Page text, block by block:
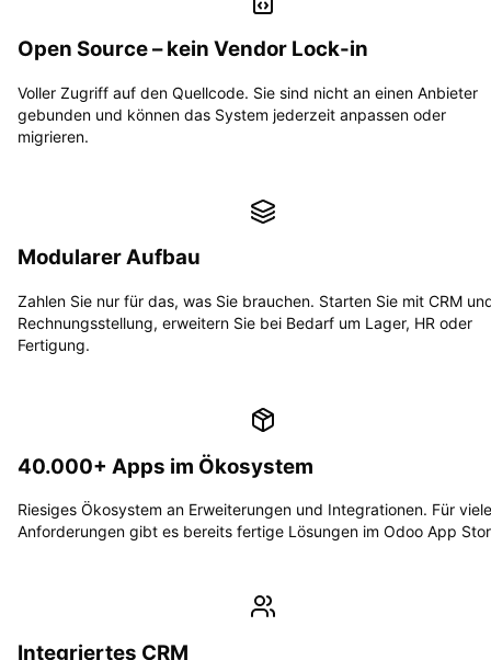
Open Source – kein Vendor Lock-in
Voller Zugriff auf den Quellcode. Sie sind nicht an einen Anbieter
gebunden und können das System jederzeit anpassen oder
migrieren.
Modularer Aufbau
Zahlen Sie nur für das, was Sie brauchen. Starten Sie mit CRM
Rechnungsstellung, erweitern Sie bei Bedarf um Lager, HR oder
Fertigung.
40.000+ Apps im Ökosystem
Riesiges Ökosystem an Erweiterungen und Integrationen. Für viele
Anforderungen gibt es bereits fertige Lösungen im Odoo App
Integriertes CRM